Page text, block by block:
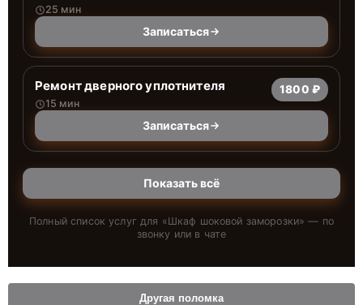
25 мин
Записаться
Ремонт дверного уплотнителя
15 мин
1800 ₽
Записаться
Показать всё
Полный список услуг для «Шкаф шоковой заморозки» — по
звонку или в чате
Другая поломка